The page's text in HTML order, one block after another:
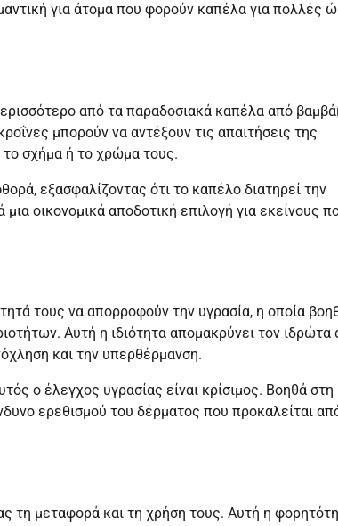
για άτομα που φορούν καπέλα για πολλές
από τα παραδοσιακά καπέλα από
μπορούν να αντέξουν τις απαιτήσεις της
σχήμα ή το χρώμα τους.
εξασφαλίζοντας ότι το καπέλο διατηρεί την
οικονομικά αποδοτική επιλογή για εκείνους
τους να απορροφούν την υγρασία, η οποία
Αυτή η ιδιότητα απομακρύνει τον ιδρώτα
και την υπερθέρμανση.
ο έλεγχος υγρασίας είναι κρίσιμος. Βοηθά στη
ερεθισμού του δέρματος που προκαλείται
τη μεταφορά και τη χρήση τους. Αυτή η